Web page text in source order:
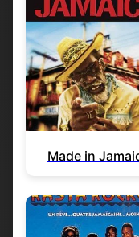
Made in